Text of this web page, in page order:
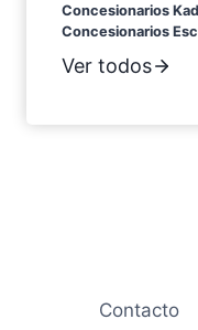
Concesionarios
Concesionarios
Ver todos
Contacto